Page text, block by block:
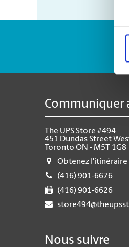
Communiquer
The UPS Store #494
451 Dundas Street
Toronto ON - M5T 1G8
Obtenez l'itinéraire
(416) 901-6676
(416) 901-6626
Nous suivre